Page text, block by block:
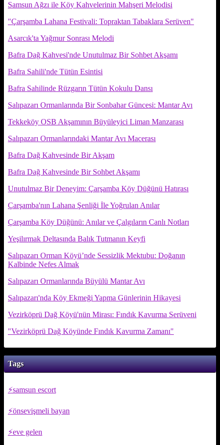
Samsun Ağzı ile Köy Kahvelerinin Mahşeri Melodisi
"Çarşamba Lahana Festivali: Topraktan Tabaklara Serüven"
Asarcık'ta Yağmur Sonrası Melodi
Bafra Dağ Kahvesi'nde Unutulmaz Bir Sohbet Akşamı
Bafra Sahili'nde Tütün Esintisi
Bafra Sahilinde Rüzgarın Tütün Kokulu Dansı
Salıpazarı Ormanlarında Bir Sonbahar Güncesi: Mantar Avı
Tekkeköy OSB Akşamının Büyüleyici Liman Manzarası
Salıpazarı Ormanlarındaki Mantar Avı Macerası
Bafra Dağ Kahvesinde Bir Akşam
Bafra Dağ Kahvesinde Bir Sohbet Akşamı
Unutulmaz Bir Deneyim: Çarşamba Köy Düğünü Hatırası
Çarşamba'nın Lahana Şenliği İle Yoğrulan Anılar
Çarşamba Köy Düğünü: Anılar ve Çalgıların Canlı Notları
Yeşilırmak Deltasında Balık Tutmanın Keyfi
Salıpazarı Orman Köyü’nde Sessizlik Mektubu: Doğanın
Kalbinde Nefes Almak
Salıpazarı Ormanlarında Büyülü Mantar Avı
Salıpazarı'nda Köy Ekmeği Yapma Günlerinin Hikayesi
Vezirköprü Dağ Köyü'nün Mirası: Fındık Kavurma Serüveni
"Vezirköprü Dağ Köyünde Fındık Kavurma Zamanı"
Tags
samsun escort
önsevişmeli bayan
eve gelen